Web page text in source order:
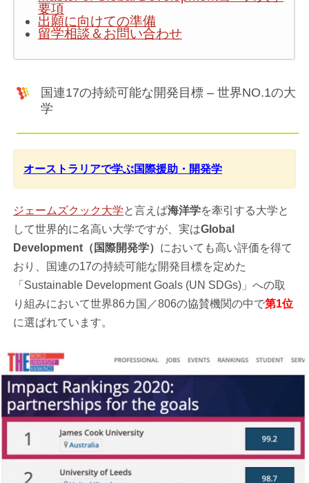
要項
出願に向けての準備
留学相談＆お問い合わせ
国連17の持続可能な開発目標 – 世界NO.1の大
学
オーストラリアで学ぶ国際援助・開発学
ジェームズクック大学と言えば海洋学を牽引する大学と
して世界的に名高い大学ですが、実はGlobal
Development（国際開発学） においても高い評価を得て
おり、国連の17の持続可能な開発目標を定めた
「Sustainable Development Goals (UN SDGs)」への取
り組みにおいて世界86カ国／806の協賛機関の中で第1位
に選ばれています。